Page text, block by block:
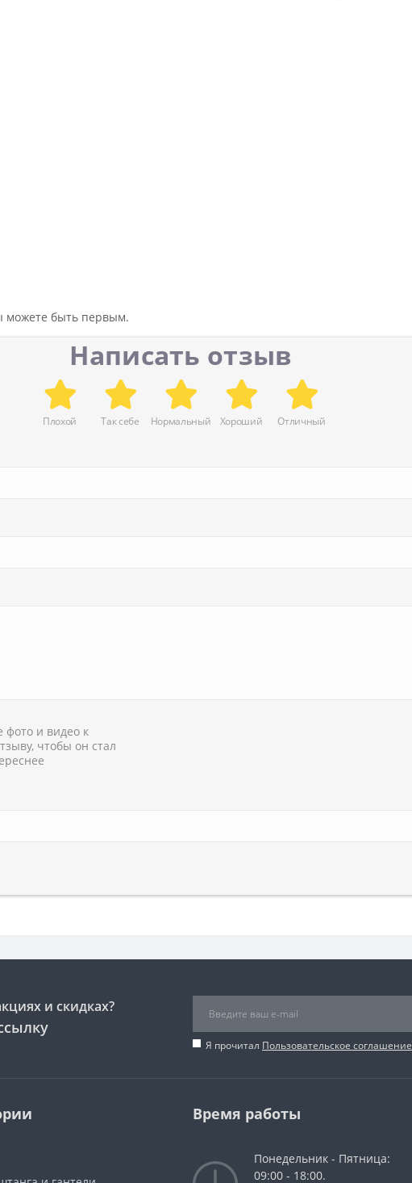
можете быть первым.
Написать отзыв
Плохой Так себе Нормальный Хороший Отличный
фото и видео к
чтобы он стал
и скидках?
Я прочитал Пользовательское соглашение
Время работы
Понедельник - Пятница:
09:00 - 18:00.